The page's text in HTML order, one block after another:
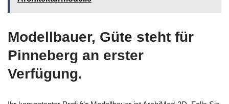
Modellbauer, Güte steht für
Pinneberg an erster
Verfügung.